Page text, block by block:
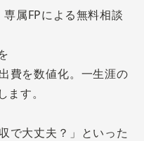
属FPによる無料相談
費を数値化。一生涯の
す。
で大丈夫？」といった